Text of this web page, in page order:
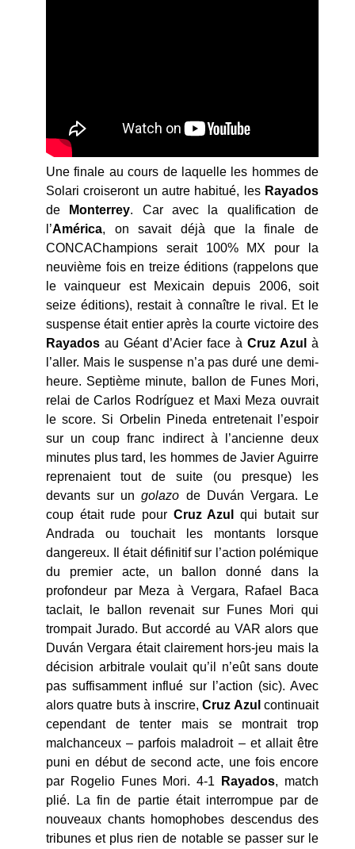
Une finale au cours de laquelle les hommes de
Solari croiseront un autre habitué, les Rayados
de
Monterrey. Car avec la qualification de
l’América, on savait déjà que la finale de
CONCAChampions serait 100% MX pour la
neuvième fois en treize éditions (rappelons que
le vainqueur est Mexicain depuis 2006, soit
seize éditions), restait à connaître le rival. Et le
suspense était entier après la courte victoire des
Rayados au Géant d’Acier face à Cruz Azul
à
l’aller. Mais le suspense n’a pas duré une demi-
heure. Septième minute, ballon de Funes Mori,
relai de Carlos Rodríguez et Maxi Meza ouvrait
le score. Si Orbelin Pineda entretenait l’espoir
sur un coup franc indirect à l’ancienne deux
minutes plus tard, les hommes de Javier Aguirre
reprenaient tout de suite (ou presque) les
devants sur ungolazo de Duván Vergara. Le
coup était rude pour Cruz Azul
qui butait sur
Andrada ou touchait les montants lorsque
dangereux. Il était définitif sur l’action polémique
du premier acte, un ballon donné dans la
profondeur par Meza à Vergara, Rafael Baca
taclait, le ballon revenait sur Funes Mori qui
trompait Jurado. But accordé au VAR alors que
Duván Vergara était clairement hors-jeu mais la
décision arbitrale voulait qu’il n’eût sans doute
pas suffisamment influé sur l’action (sic). Avec
alors quatre buts à inscrire,Cruz Azul continuait
cependant de tenter mais se montrait trop
malchanceux – parfois maladroit – et allait être
puni en début de second acte, une fois encore
par Rogelio Funes Mori. 4-1
Rayados, match
plié. La fin de partie était interrompue par de
nouveaux chants homophobes descendus des
tribunes et plus rien de notable se passer sur le